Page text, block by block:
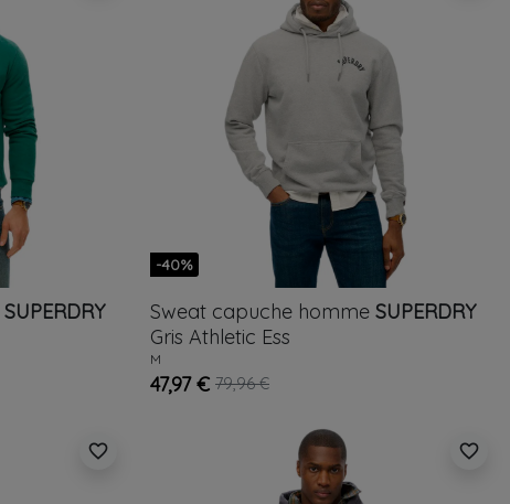
SUPERDRY
-40%
Sweat capuche homme SUPERDRY
Gris Athletic Ess
M
47,97 € 79,96 €
favorite_border favorite_border